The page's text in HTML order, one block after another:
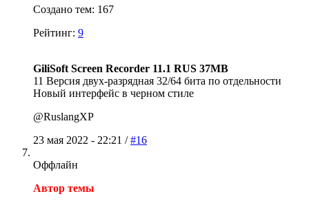
Создано тем: 167
Рейтинг: 9
GiliSoft Screen Recorder 11.1 RUS 37MB
11 Версия двух-разрядная 32/64 бита по отдельности
Новый интерфейс в черном стиле
@RuslangXP
23 мая 2022 - 22:21 /#16
Оффлайн
Автор темы